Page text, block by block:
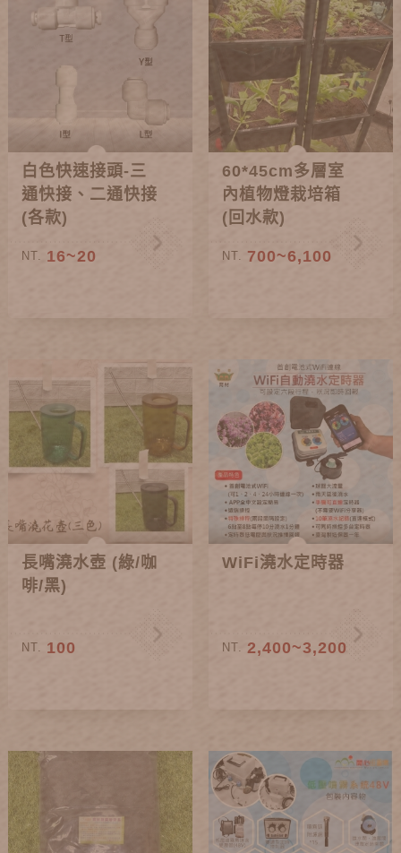
白色快速接頭-三
通快接、二通快接
(各款)
NT. 16~20
60*45cm多層室
內植物燈栽培箱
(回水款)
NT. 700~6,100
長嘴澆水壺 (綠/咖
啡/黑)
NT. 100
WiFi澆水定時器
NT. 2,400~3,200